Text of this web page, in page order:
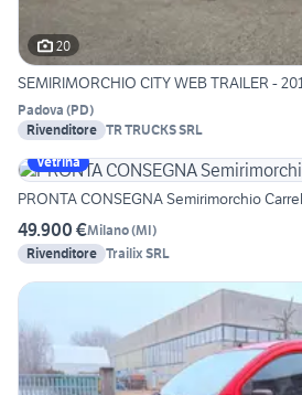
20
SEMIRIMORCHIO CITY WEB TRAILER -
Padova (PD)
Rivenditore TR TRUCKS SRL
Vetrina
PRONTA CONSEGNA Semirimorchio
49.900 €Milano(MI)
Rivenditore Trailix SRL